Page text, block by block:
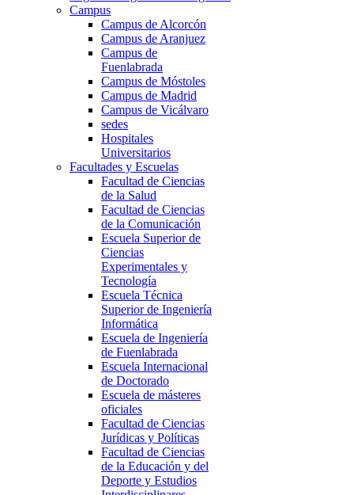
Campus
Campus de Alcorcón
Campus de Aranjuez
Campus de
Fuenlabrada
Campus de Móstoles
Campus de Madrid
Campus de Vicálvaro
sedes
Hospitales
Universitarios
Facultades y Escuelas
Facultad de Ciencias
de la Salud
Facultad de Ciencias
de la Comunicación
Escuela Superior de
Ciencias
Experimentales y
Tecnología
Escuela Técnica
Superior de Ingeniería
Informática
Escuela de Ingeniería
de Fuenlabrada
Escuela Internacional
de Doctorado
Escuela de másteres
oficiales
Facultad de Ciencias
Jurídicas y Políticas
Facultad de Ciencias
de la Educación y del
Deporte y Estudios